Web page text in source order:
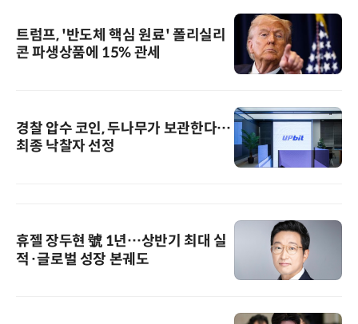
트럼프, '반도체 핵심 원료' 폴리실리
콘 파생상품에 15% 관세
경찰 압수 코인, 두나무가 보관한다…
최종 낙찰자 선정
휴젤 장두현 號 1년…상반기 최대 실
적·글로벌 성장 본궤도